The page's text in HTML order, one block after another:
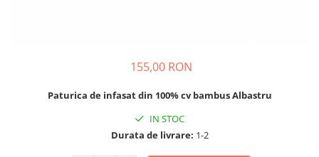
155,00 RON
Paturica de infasat din 100% cv bambus Albastru
IN STOC
Durata de livrare: 1-2